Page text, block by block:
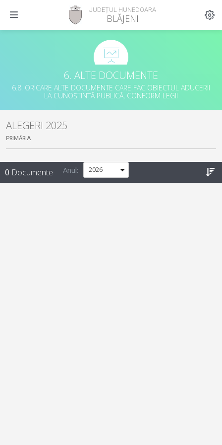
JUDEȚUL HUNEDOARA
BLĂJENI
6. ALTE DOCUMENTE
6.8. ORICARE ALTE DOCUMENTE CARE FAC OBIECTUL ADUCERII
LA CUNOȘTINȚĂ PUBLICĂ, CONFORM LEGII
ALEGERI 2025
PRIMĂRIA
0 Documente Anul: